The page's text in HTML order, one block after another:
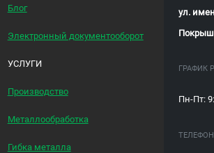
Блог
Электронный документооборот
УСЛУГИ
Производство
Металлообработка
Гибка металла
ул.
ГРАФИК
Пн-Пт: